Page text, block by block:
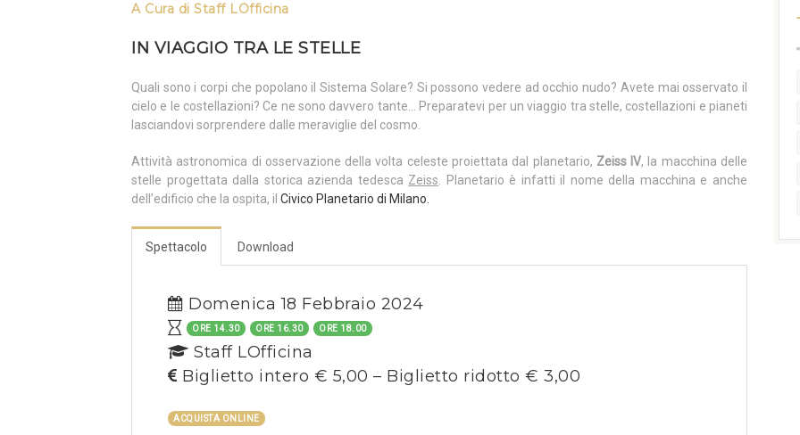
A Cura di Staff LOfficina
IN VIAGGIO TRA LE STELLE
Quali sono i corpi che popolano il Sistema Solare? Si possono vedere ad occhio nudo? Avete mai osservato il
cielo e le costellazioni? Ce ne sono davvero tante… Preparatevi per un viaggio tra stelle, costellazioni e pianeti
lasciandovi sorprendere dalle meraviglie del cosmo.
Attività astronomica di osservazione della volta celeste proiettata dal planetario, Zeiss IV, la macchina delle
stelle progettata dalla storica azienda tedesca Zeiss . Planetario è infatti il nome della macchina e anche
dell’edificio che la ospita, il Civico Planetario di Milano.
Spettacolo Download
Domenica 18 Febbraio 2024
ORE 14.30 ORE 16.30 ORE 18.00
Staff LOfficina
Biglietto intero € 5,00 – Biglietto ridotto € 3,00
ACQUISTA ONLINE